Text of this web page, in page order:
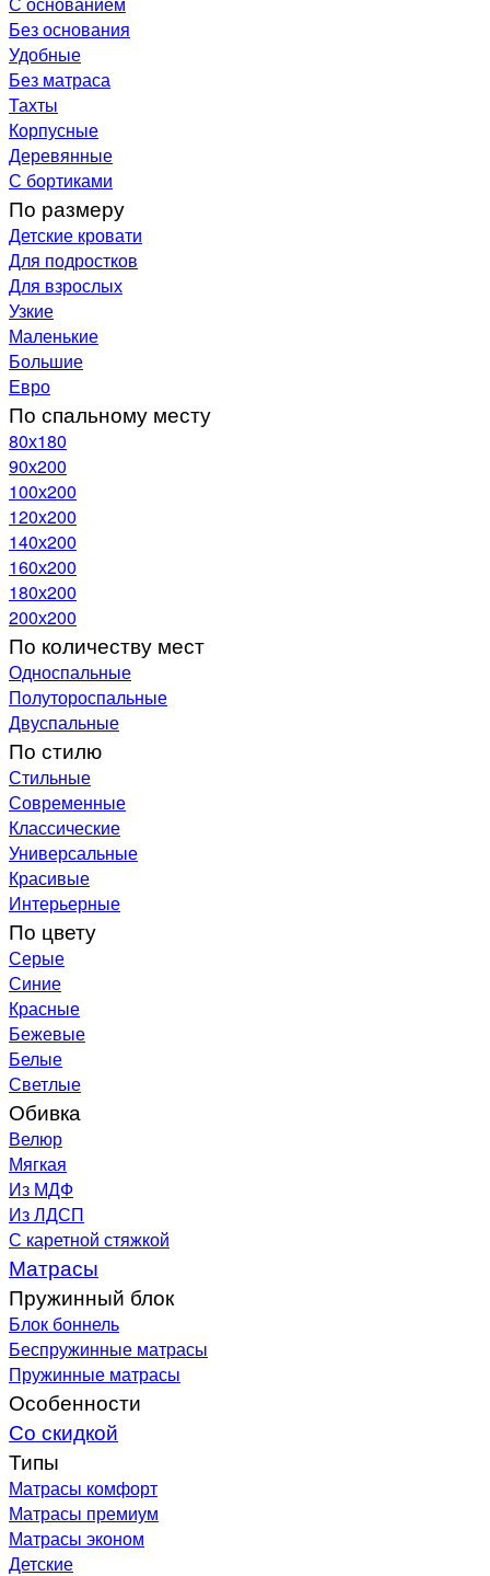
Без основания
Удобные
Без матраса
Тахты
Корпусные
Деревянные
С бортиками
По размеру
Детские кровати
Для подростков
Для взрослых
Узкие
Маленькие
Большие
Евро
По спальному месту
80х180
90х200
100х200
120x200
140х200
160х200
180х200
200х200
По количеству мест
Односпальные
Полутороспальные
Двуспальные
По стилю
Стильные
Современные
Классические
Универсальные
Красивые
Интерьерные
По цвету
Серые
Синие
Красные
Бежевые
Белые
Светлые
Обивка
Велюр
Мягкая
Из МДФ
Из ЛДСП
С каретной стяжкой
Матрасы
Пружинный блок
Блок боннель
Беспружинные матрасы
Пружинные матрасы
Особенности
Со скидкой
Типы
Матрасы комфорт
Матрасы премиум
Матрасы эконом
Детские